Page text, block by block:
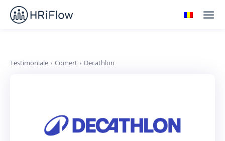
Testimoniale Comerț Decathlon